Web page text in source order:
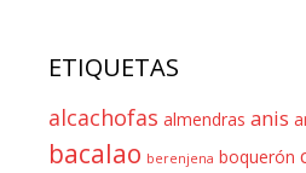
ETIQUETAS
alcachofas almendras anis
bacalao berenjena boquerón